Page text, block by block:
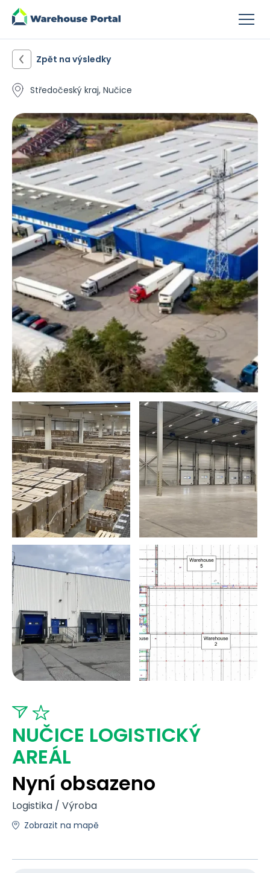
Zpět na výsledky
Středočeský kraj, Nučice
NUČICE LOGISTICKÝ
AREÁL
Nyní obsazeno
Logistika / Výroba
Zobrazit na mapě